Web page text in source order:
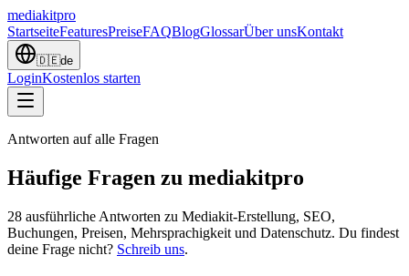
mediakitpro
StartseiteFeaturesPreiseFAQBlogGlossarÜber unsKontakt
🇩🇪de
LoginKostenlos starten
Antworten auf alle Fragen
Häufige Fragen zu mediakitpro
28 ausführliche Antworten zu Mediakit-Erstellung, SEO,
Buchungen, Preisen, Mehrsprachigkeit und Datenschutz. Du findest
deine Frage nicht? Schreib uns.